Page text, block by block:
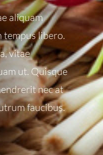
aliquam
tempus libero.
vitae
ut. Quisque
nec at
faucibus.